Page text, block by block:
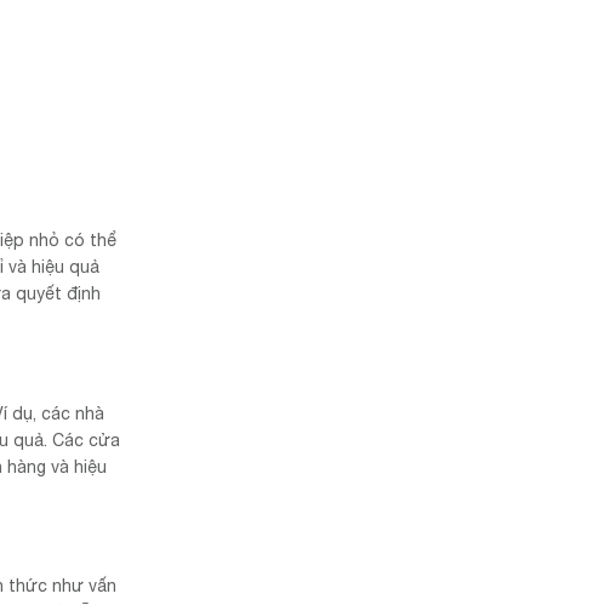
nhỏ có thể
hiệu quả
quyết định
dụ, các nhà
quả. Các cửa
và hiệu
thức như vấn